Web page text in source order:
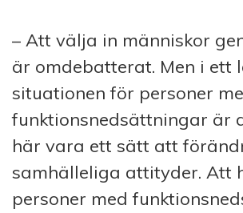
– Att välja in människor
är omdebatterat. Men i ett
situationen för personer
funktionsnedsättningar är
här vara ett sätt att
samhälleliga attityder. Att
personer med